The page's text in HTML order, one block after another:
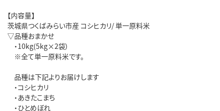
【内容量】
茨城県つくばみらい市産 コシヒカリ/ 単一原料米
▽品種おまかせ
・10kg(5kg×2袋）
※全て単一原料米です。
品種は下記よりお届けします
・コシヒカリ
・あきたこまち
・ひとめぼれ